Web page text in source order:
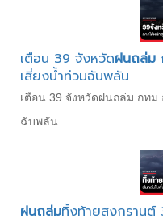
เตือน 39 จังหวัดฝนถล่ม
เสี่ยงน้ำท่วมฉับพลัน
เตือน 39 จังหวัดฝนถล่ม กท
ฉับพลัน
ฝนถล่มทิ้งท้ายสงกรานต์